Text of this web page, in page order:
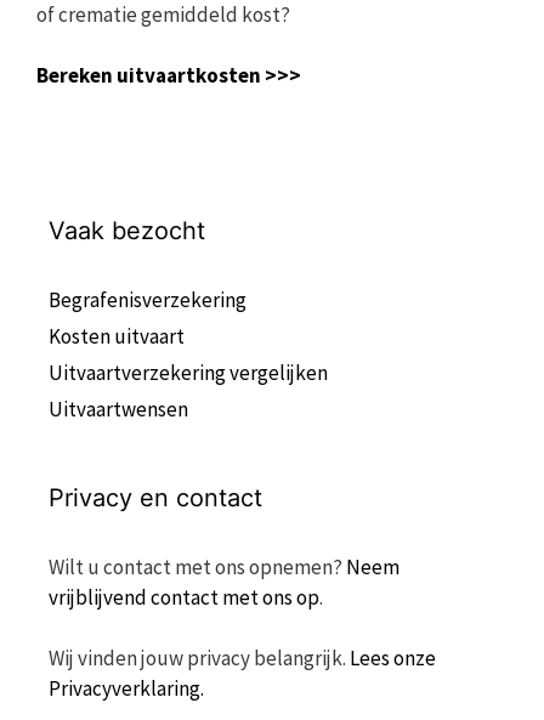
of crematie gemiddeld kost?
Bereken uitvaartkosten >>>
Vaak bezocht
Begrafenisverzekering
Kosten uitvaart
Uitvaartverzekering vergelijken
Uitvaartwensen
Privacy en contact
Wilt u contact met ons opnemen? Neem
vrijblijvend contact met ons op.
Wij vinden jouw privacy belangrijk. Lees onze
Privacyverklaring.